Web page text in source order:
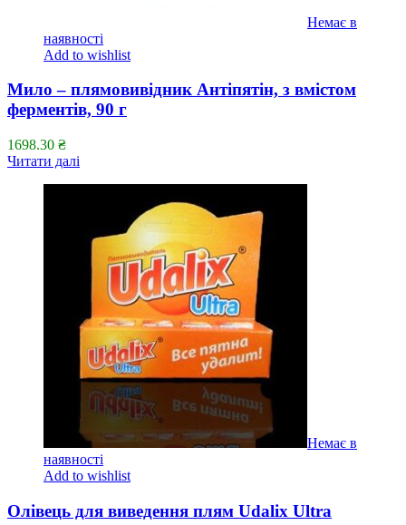
Немає в
наявності
Add to wishlist
Мило – плямовивідник Антіпятін, з вмістом
ферментів, 90 г
1698.30 ₴
Читати далі
Немає в
наявності
Add to wishlist
Олівець для виведення плям Udalix Ultra